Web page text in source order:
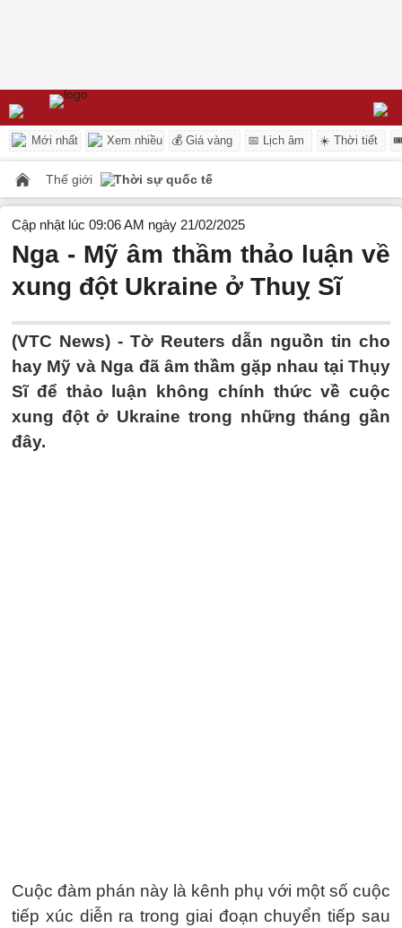
Mới nhất Xem nhiều 💰 Giá vàng 📅 Lịch âm ☀️ Thời tiết
Thế giới Thời sự quốc tế
Cập nhật lúc 09:06 AM ngày 21/02/2025
Nga - Mỹ âm thầm thảo luận về
xung đột Ukraine ở Thuỵ Sĩ
(VTC News) - Tờ Reuters dẫn nguồn tin cho
hay Mỹ và Nga đã âm thầm gặp nhau tại Thụy
Sĩ để thảo luận không chính thức về cuộc
xung đột ở Ukraine trong những tháng gần
đây.
Cuộc đàm phán này là kênh phụ với một số cuộc
tiếp xúc diễn ra trong giai đoạn chuyển tiếp sau